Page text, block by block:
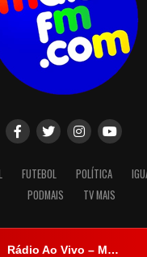
FUTEBOL POLÍTICA
PODMAIS
TV MAIS
Rádio Ao Vivo – Mais FM Iguatu